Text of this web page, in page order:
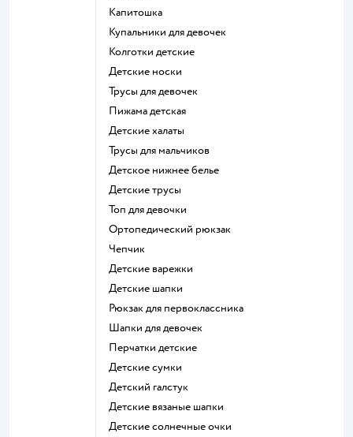
Капитошка
Купальники для девочек
Колготки детские
Детские носки
Трусы для девочек
Пижама детская
Детские халаты
Трусы для мальчиков
Детское нижнее белье
Детские трусы
Топ для девочки
Ортопедический рюкзак
Чепчик
Детские варежки
Детские шапки
Рюкзак для первоклассника
Шапки для девочек
Перчатки детские
Детские сумки
Детский галстук
Детские вязаные шапки
Детские солнечные очки